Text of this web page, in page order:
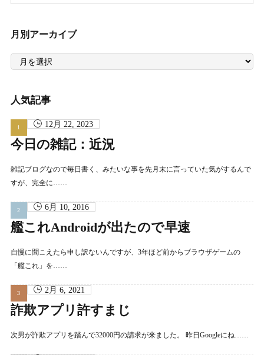
月別アーカイブ
月
ア
イ
ブ
人気記事
12月 22, 2023
今日の雑記：近況
雑記ブログなので毎日書く、みたいな事を先月末に言っていた気がするんで
すが、完全に……
6月 10, 2016
艦これAndroidが出たので早速
自慢に聞こえたら申し訳ないんですが、3年ほど前からブラウザゲームの
「艦これ」を……
2月 6, 2021
詐欺アプリ許すまじ
次男が詐欺アプリを踏んで32000円の請求が来ました。 昨日Googleにね……